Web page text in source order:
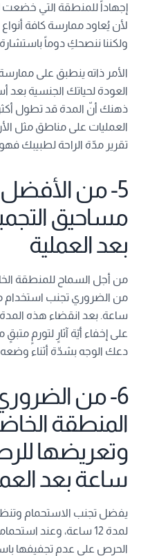
إجهاداً للمنطقة التي خضعت
لأن يُعاود ممارسة كافة أنواع
ولكننا ننصحكِ دوماً باستشارة
الأمر ذاته ينطبق على
العودة لحياتك الجنسية بعد
ذهنك أنّ المدة قد تطول
العمليات على مناطق مثل
تقرير مدّة الراحة لطبيبك
5- من
بعد العملية
من أجل السماح للمنطقة
ساعة. بعد انقضاء هذه
على إخفاء أيّة آثارٍ لتورمٍ
دعك الوجه بشدّة أثناء وضعه.
6- من
المنطقة
ساعة بعد
يفضل تجنب الاستحمام
لمدة 12 ساعة، وعند
الحرص على عدم تجفيفها